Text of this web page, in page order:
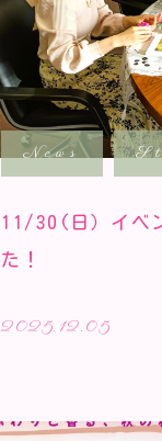
News
11/30(日）イベ
た！
2025.12.05